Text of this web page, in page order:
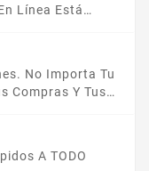
Línea Está
No Importa Tu
Compras Y Tus
A TODO